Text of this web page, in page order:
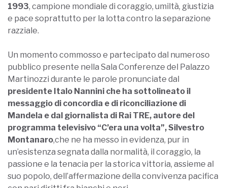
1993, campione mondiale di coraggio, umiltà, giustizia
e pace soprattutto per la lotta contro la separazione
razziale.
Un momento commosso e partecipato dal numeroso
pubblico presente nella Sala Conferenze del Palazzo
Martinozzi durante le parole pronunciate dal
presidente Italo Nannini che ha sottolineato il
messaggio di concordia e di riconciliazione di
Mandela e dal giornalista di Rai TRE, autore del
programma televisivo “C’era una volta”, Silvestro
Montanaro,che ne ha messo in evidenza, pur in
un’esistenza segnata dalla normalità, il coraggio, la
passione e la tenacia per la storica vittoria, assieme al
suo popolo, dell’affermazione della convivenza pacifica